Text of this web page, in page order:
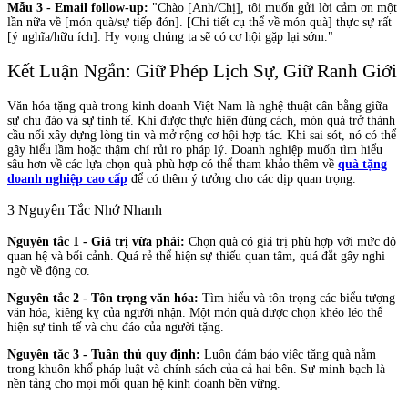
Mẫu 3 - Email follow-up: "Chào [Anh/Chị], tôi muốn gửi lời cảm ơn một
lần nữa về [món quà/sự tiếp đón]. [Chi tiết cụ thể về món quà] thực sự rất
[ý nghĩa/hữu ích]. Hy vọng chúng ta sẽ có cơ hội gặp lại sớm."
Kết Luận Ngắn: Giữ Phép Lịch Sự, Giữ Ranh Giới
Văn hóa tặng quà trong kinh doanh Việt Nam là nghệ thuật cân bằng giữa
sự chu đáo và sự tinh tế. Khi được thực hiện đúng cách, món quà trở thành
cầu nối xây dựng lòng tin và mở rộng cơ hội hợp tác. Khi sai sót, nó có thể
gây hiểu lầm hoặc thậm chí rủi ro pháp lý. Doanh nghiệp muốn tìm hiểu
sâu hơn về các lựa chọn quà phù hợp có thể tham khảo thêm về quà tặng
doanh nghiệp cao cấp để có thêm ý tưởng cho các dịp quan trọng.
3 Nguyên Tắc Nhớ Nhanh
Nguyên tắc 1 - Giá trị vừa phải: Chọn quà có giá trị phù hợp với mức độ
quan hệ và bối cảnh. Quá rẻ thể hiện sự thiếu quan tâm, quá đắt gây nghi
ngờ về động cơ.
Nguyên tắc 2 - Tôn trọng văn hóa: Tìm hiểu và tôn trọng các biểu tượng
văn hóa, kiêng kỵ của người nhận. Một món quà được chọn khéo léo thể
hiện sự tinh tế và chu đáo của người tặng.
Nguyên tắc 3 - Tuân thủ quy định: Luôn đảm bảo việc tặng quà nằm
trong khuôn khổ pháp luật và chính sách của cả hai bên. Sự minh bạch là
nền tảng cho mọi mối quan hệ kinh doanh bền vững.